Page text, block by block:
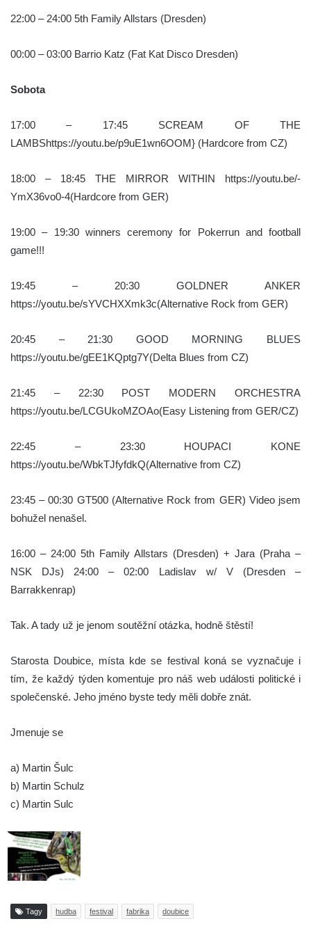
22:00 – 24:00 5th Family Allstars (Dresden)
00:00 – 03:00 Barrio Katz (Fat Kat Disco Dresden)
Sobota
17:00 – 17:45 SCREAM OF THE
LAMBShttps://youtu.be/p9uE1wn6OOM} (Hardcore from CZ)
18:00 – 18:45 THE MIRROR WITHIN https://youtu.be/-
YmX36vo0-4(Hardcore from GER)
19:00 – 19:30 winners ceremony for Pokerrun and football
game!!!
19:45 – 20:30 GOLDNER ANKER
https://youtu.be/sYVCHXXmk3c(Alternative Rock from GER)
20:45 – 21:30 GOOD MORNING BLUES
https://youtu.be/gEE1KQptg7Y(Delta Blues from CZ)
21:45 – 22:30 POST MODERN ORCHESTRA
https://youtu.be/LCGUkoMZOAo(Easy Listening from GER/CZ)
22:45 – 23:30 HOUPACI KONE
https://youtu.be/WbkTJfyfdkQ(Alternative from CZ)
23:45 – 00:30 GT500 (Alternative Rock from GER) Video jsem
bohužel nenašel.
16:00 – 24:00 5th Family Allstars (Dresden) + Jara (Praha –
NSK DJs) 24:00 – 02:00 Ladislav w/ V (Dresden –
Barrakkenrap)
Tak. A tady už je jenom soutěžní otázka, hodně štěstí!
Starosta Doubice, místa kde se festival koná se vyznačuje i
tím, že každý týden komentuje pro náš web události politické i
společenské. Jeho jméno byste tedy měli dobře znát.
Jmenuje se
a) Martin Šulc
b) Martin Schulz
c) Martin Sulc
Tagy hudba festival fabrika doubice